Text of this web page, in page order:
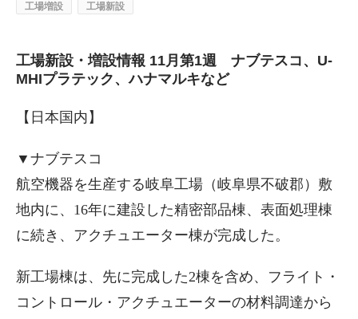
工場増設 工場新設
工場新設・増設情報 11月第1週 ナブテスコ、U-
MHIプラテック、ハナマルキなど
【日本国内】
▼ナブテスコ
航空機器を生産する岐阜工場（岐阜県不破郡）敷
地内に、16年に建設した精密部品棟、表面処理棟
に続き、アクチュエーター棟が完成した。
新工場棟は、先に完成した2棟を含め、フライト・
コントロール・アクチュエーターの材料調達から